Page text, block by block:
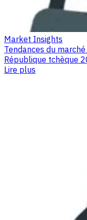
Market Insights
Tendances du
République tchèque
Lire plus